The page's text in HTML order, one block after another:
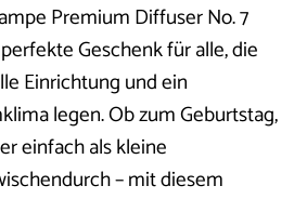
Premium Diffuser No. 7
Geschenk für alle, die
Einrichtung und ein
legen. Ob zum Geburtstag,
einfach als kleine
– mit diesem